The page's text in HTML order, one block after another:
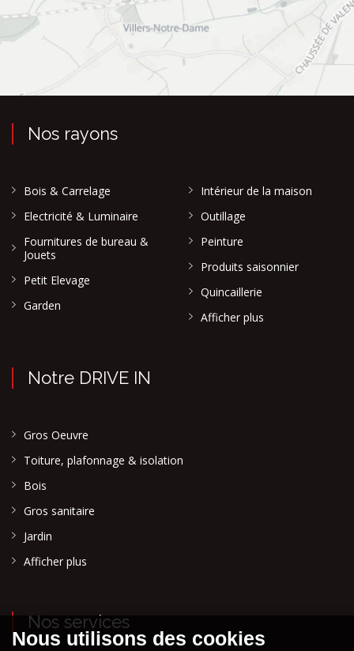
Nos rayons
Bois & Carrelage
Electricité & Luminaire
Fournitures de bureau &
Jouets
Petit Elevage
Garden
Intérieur de la maison
Outillage
Peinture
Produits saisonnier
Quincaillerie
Afficher plus
Notre DRIVE IN
Gros Oeuvre
Toiture, plafonnage & isolation
Bois
Gros sanitaire
Jardin
Afficher plus
Nos services